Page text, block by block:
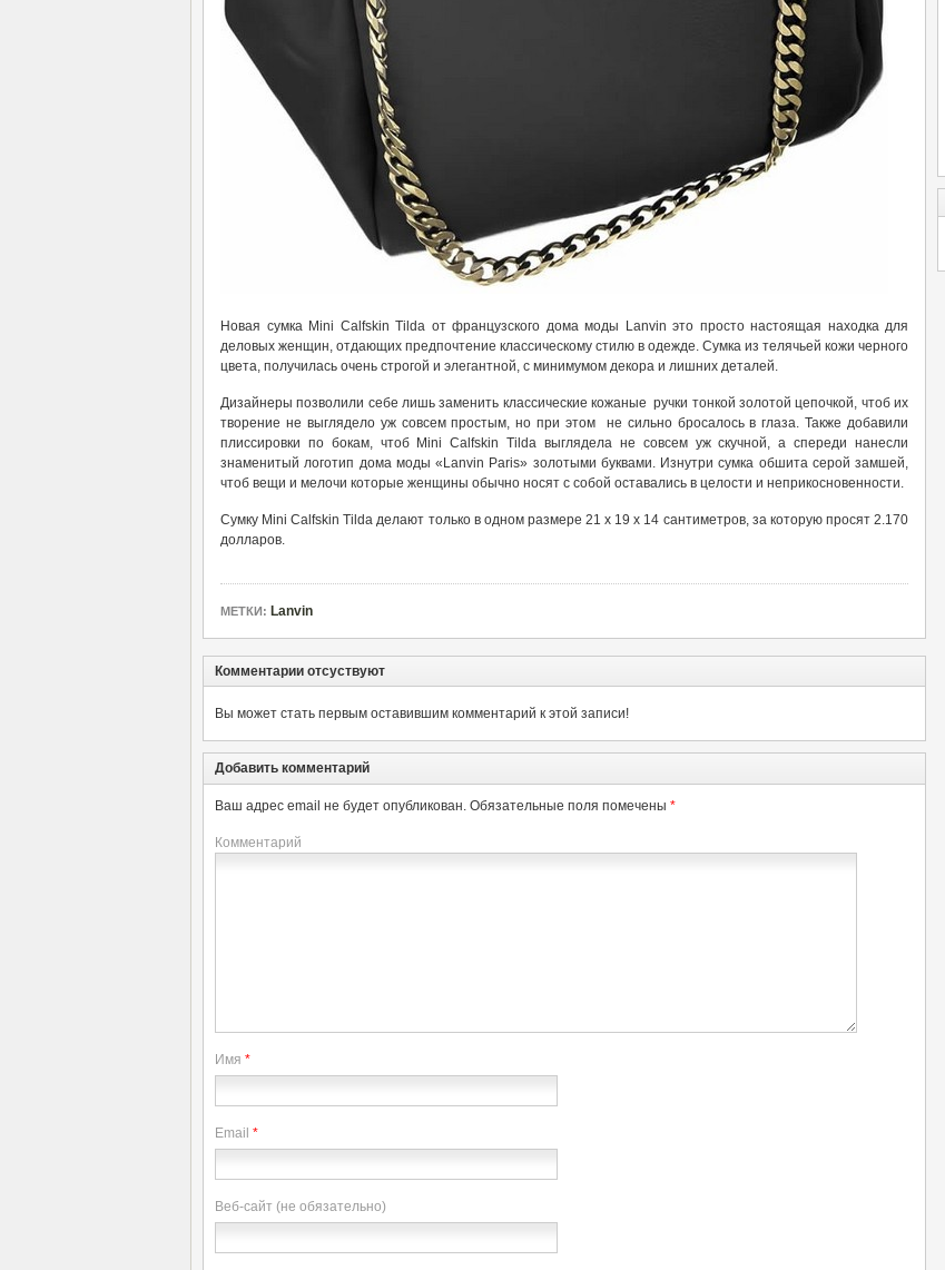
Новая сумка Mini Calfskin Tilda от французского дома моды Lanvin это просто настоящая находка для
деловых женщин, отдающих предпочтение классическому стилю в одежде. Сумка из телячьей кожи черного
цвета, получилась очень строгой и элегантной, с минимумом декора и лишних деталей.
Дизайнеры позволили себе лишь заменить классические кожаные ручки тонкой золотой цепочкой, чтоб их
творение не выглядело уж совсем простым, но при этом не сильно бросалось в глаза. Также добавили
плиссировки по бокам, чтоб Mini Calfskin Tilda выглядела не совсем уж скучной, а спереди нанесли
знаменитый логотип дома моды «Lanvin Paris» золотыми буквами. Изнутри сумка обшита серой замшей,
чтоб вещи и мелочи которые женщины обычно носят с собой оставались в целости и неприкосновенности.
Сумку Mini Calfskin Tilda делают только в одном размере 21 x 19 x 14 сантиметров, за которую просят 2.170
долларов.
МЕТКИ: Lanvin
Комментарии отсуствуют
Вы может стать первым оставившим комментарий к этой записи!
Добавить комментарий
Ваш адрес email не будет опубликован. Обязательные поля помечены *
Комментарий
Имя *
Email *
Веб-сайт (не обязательно)